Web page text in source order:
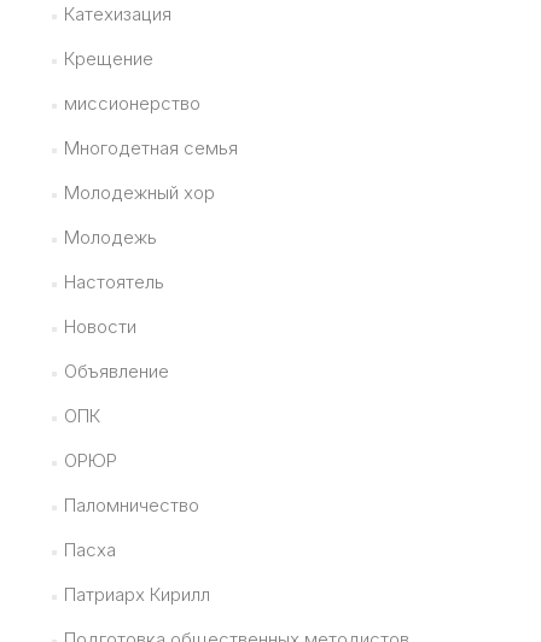
Катехизация
Крещение
миссионерство
Многодетная семья
Молодежный хор
Молодежь
Настоятель
Новости
Объявление
ОПК
ОРЮР
Паломничество
Пасха
Патриарх Кирилл